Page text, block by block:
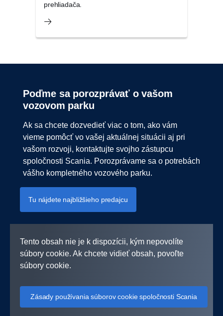
prehliadača.
Poďme sa porozprávať o vašom
vozovom parku
Ak sa chcete dozvedieť viac o tom, ako vám
vieme pomôcť vo vašej aktuálnej situácii aj pri
vašom rozvoji, kontaktujte svojho zástupcu
spoločnosti Scania. Porozprávame sa o potrebách
vášho kompletného vozového parku.
Tu nájdete najbližšieho predajcu
Tento obsah nie je k dispozícii, kým nepovolíte
súbory cookie. Ak chcete vidieť obsah, povoľte
súbory cookie.
Zásady používania súborov cookie spoločnosti Scania